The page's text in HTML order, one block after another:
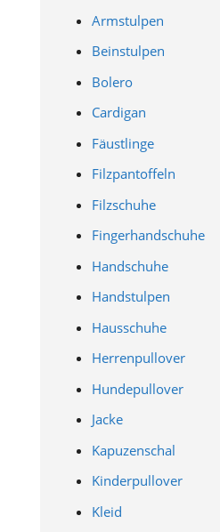
Armstulpen
Beinstulpen
Bolero
Cardigan
Fäustlinge
Filzpantoffeln
Filzschuhe
Fingerhandschuhe
Handschuhe
Handstulpen
Hausschuhe
Herrenpullover
Hundepullover
Jacke
Kapuzenschal
Kinderpullover
Kleid